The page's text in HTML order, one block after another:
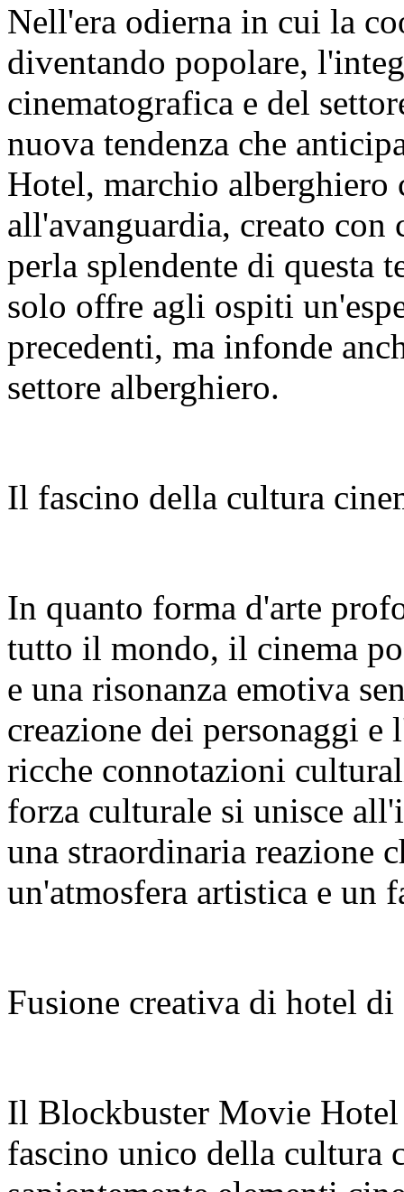
Nell'era odierna in cui la
diventando popolare,
cinematografica e del
nuova tendenza che
Hotel, marchio alberghiero
all'avanguardia, creato
perla splendente di questa
solo offre agli ospiti
precedenti, ma infonde
settore alberghiero.
Il fascino della cultura
In quanto forma d'arte
tutto il mondo, il cinema
e una risonanza emotiva
creazione dei personaggi
ricche connotazioni
forza culturale si unisce
una straordinaria reazione
un'atmosfera artistica e un
Fusione creativa di hotel
Il Blockbuster Movie Hotel
fascino unico della cultura